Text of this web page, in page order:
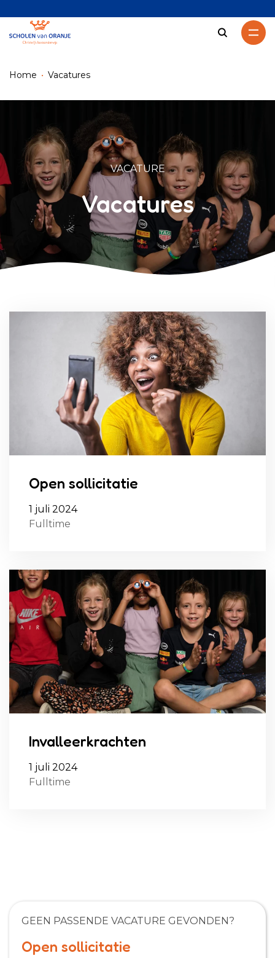
Zoeken
Home Vacatures
VACATURE
Vacatures
Open sollicitatie
1 juli 2024
Fulltime
Invalleerkrachten
1 juli 2024
Fulltime
GEEN PASSENDE VACATURE GEVONDEN?
Open sollicitatie